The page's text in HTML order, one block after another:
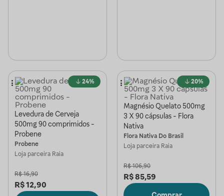
24%
Levedura de Cerveja
500mg 90 comprimidos -
Probene
Probene
Loja parceira Raia
R$ 16,90
R$12,90
20%
Magnésio Quelato 500mg
3 X 90 cápsulas - Flora
Nativa
Flora Nativa Do Brasil
Loja parceira Raia
R$ 106,90
R$85,59